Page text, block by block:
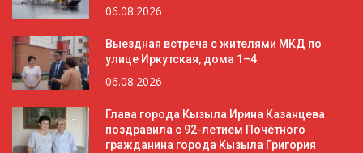
06.08.2026
Выездная встреча с жителями МКД по
улице Иркутская, дома 1–4
06.08.2026
Глава города Кызыла Ирина Казанцева
поздравила с 92-летием Почётного
гражданина города Кызыла Григория